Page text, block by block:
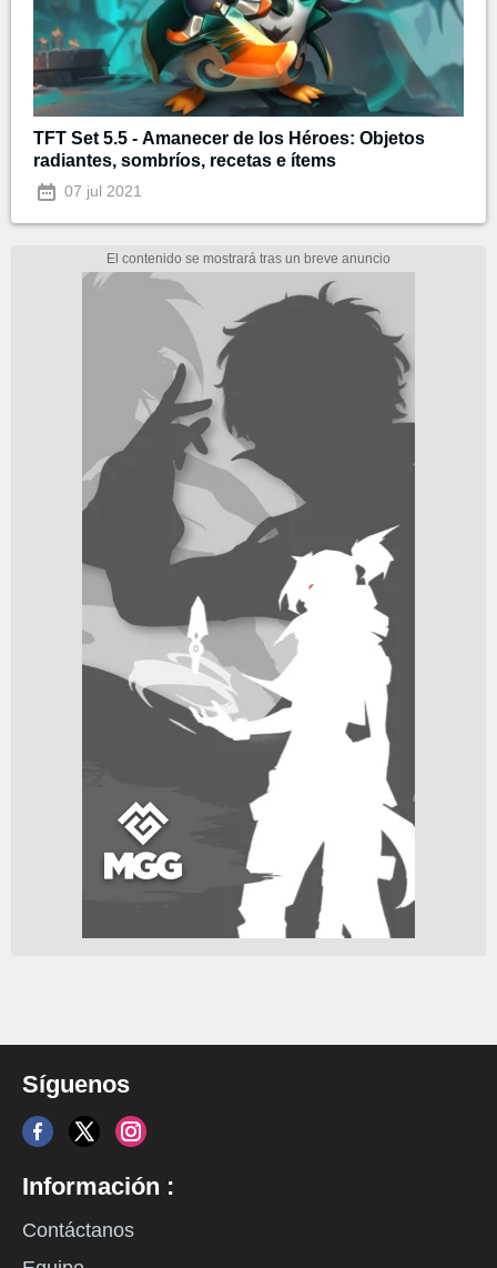
TFT Set 5.5 - Amanecer de los Héroes: Objetos
radiantes, sombríos, recetas e ítems
07 jul 2021
Síguenos
Información :
Contáctanos